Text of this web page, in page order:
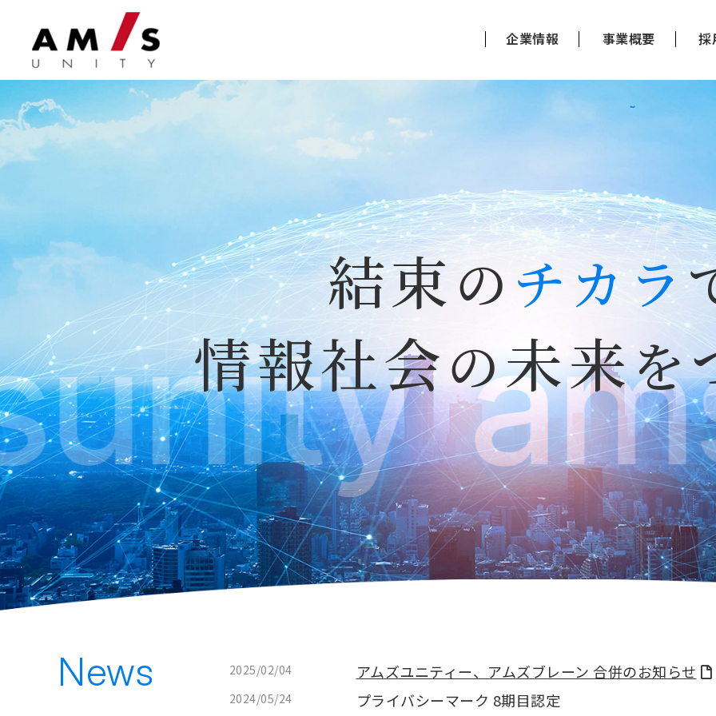
企業情報 事業概要 採
結束の チカラ
情報社会の未来を
News 2025/02/04 アムズユニティー、アムズブレーン 合併のお知らせ
2024/05/24 プライバシーマーク 8期目認定